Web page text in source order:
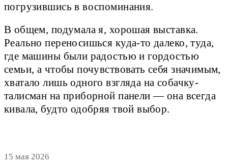
погрузившись в воспоминания.
В общем, подумала я, хорошая выставка.
Реально переносишься куда-то далеко, туда,
где машины были радостью и гордостью
семьи, а чтобы почувствовать себя значимым,
хватало лишь одного взгляда на собачку-
талисман на приборной панели — она всегда
кивала, будто одобряя твой выбор.
15 мая 2026